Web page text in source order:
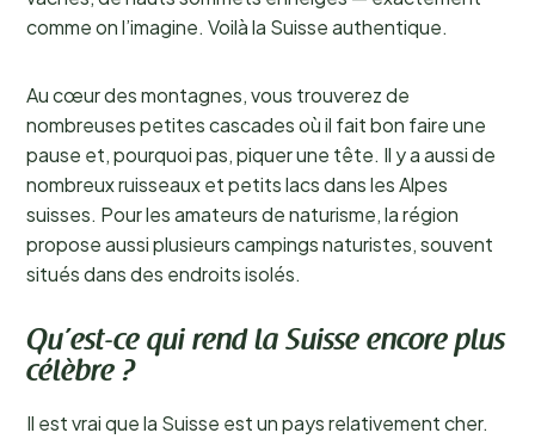
comme on l’imagine. Voilà la Suisse authentique.
Au cœur des montagnes, vous trouverez de
nombreuses petites cascades où il fait bon faire une
pause et, pourquoi pas, piquer une tête. Il y a aussi de
nombreux ruisseaux et petits lacs dans les Alpes
suisses. Pour les amateurs de naturisme, la région
propose aussi plusieurs campings naturistes, souvent
situés dans des endroits isolés.
Qu’est-ce qui rend la Suisse encore plus
célèbre ?
Il est vrai que la Suisse est un pays relativement cher.